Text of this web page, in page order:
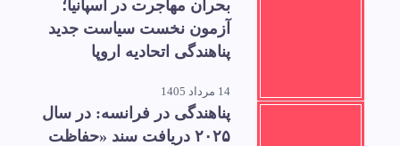
بحران مهاجرت در اسپانیا؛
آزمون نخست سیاست جدید
پناهندگی اتحادیه اروپا
14 مرداد 1405
پناهندگی در فرانسه: در سال
۲۰۲۵ دریافت سند «حفاظت